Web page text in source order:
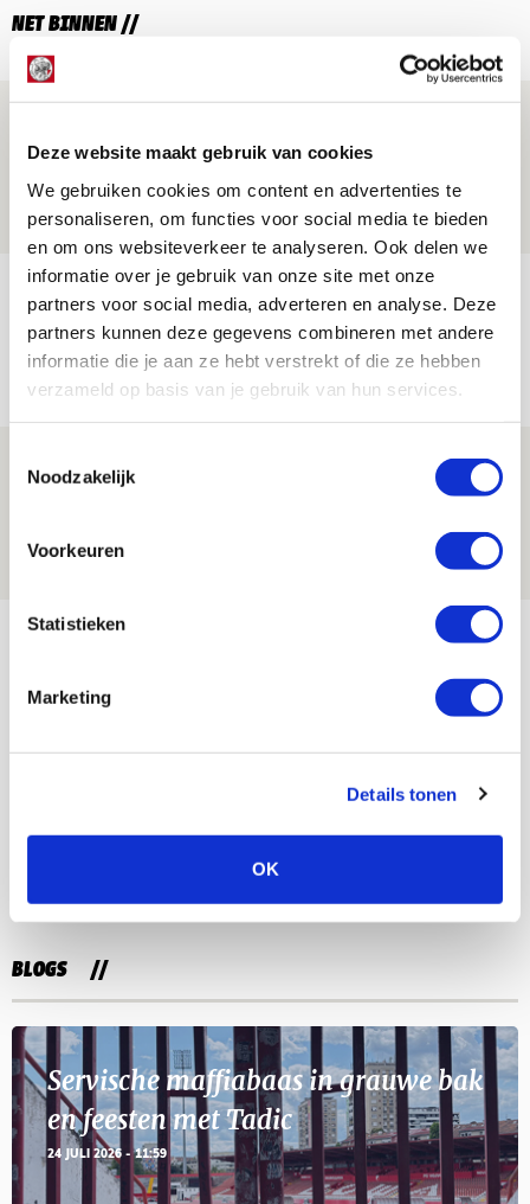
Deze website maakt gebruik van cookies
We gebruiken cookies om content en advertenties te
personaliseren, om functies voor social media te bieden
en om ons websiteverkeer te analyseren. Ook delen we
informatie over je gebruik van onze site met onze
partners voor social media, adverteren en analyse. Deze
partners kunnen deze gegevens combineren met andere
informatie die je aan ze hebt verstrekt of die ze hebben
verzameld op basis van je gebruik van hun services.
Noodzakelijk
Voorkeuren
Statistieken
Marketing
Details tonen
OK
NET BINNEN //
reist met vertrouwen naar Dublin
06 AUGUSTUS 2026 - 21:52
NIEUWS
Word ballenjongen of -meid bij Jong
Ajax - Helmond Sport!
06 AUGUSTUS 2026 - 13:13
PRIJSVRAAG
Reis jij als mascotte mee naar uitduel
Bekijk meer
23
11
BLOGS
Servische maffiabaas in grauwe bak
en feesten met Tadic
24 JULI 2026 - 11:59